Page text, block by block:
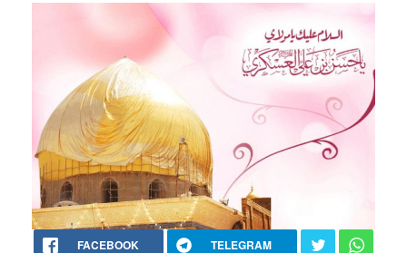
FACEBOOK TELEGRAM